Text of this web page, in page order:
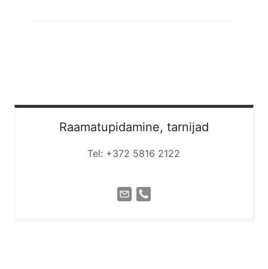
Raamatupidamine, tarnijad
Tel: +372 5816 2122